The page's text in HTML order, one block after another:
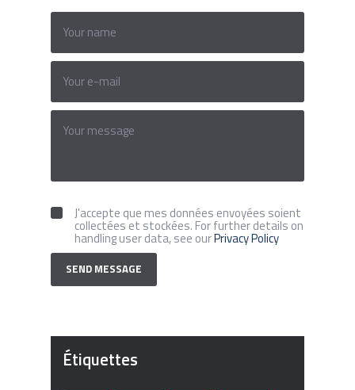
J'accepte que mes données envoyées soient
collectées et stockées. For further details on
handling user data, see ourPrivacy Policy
SEND MESSAGE
Étiquettes